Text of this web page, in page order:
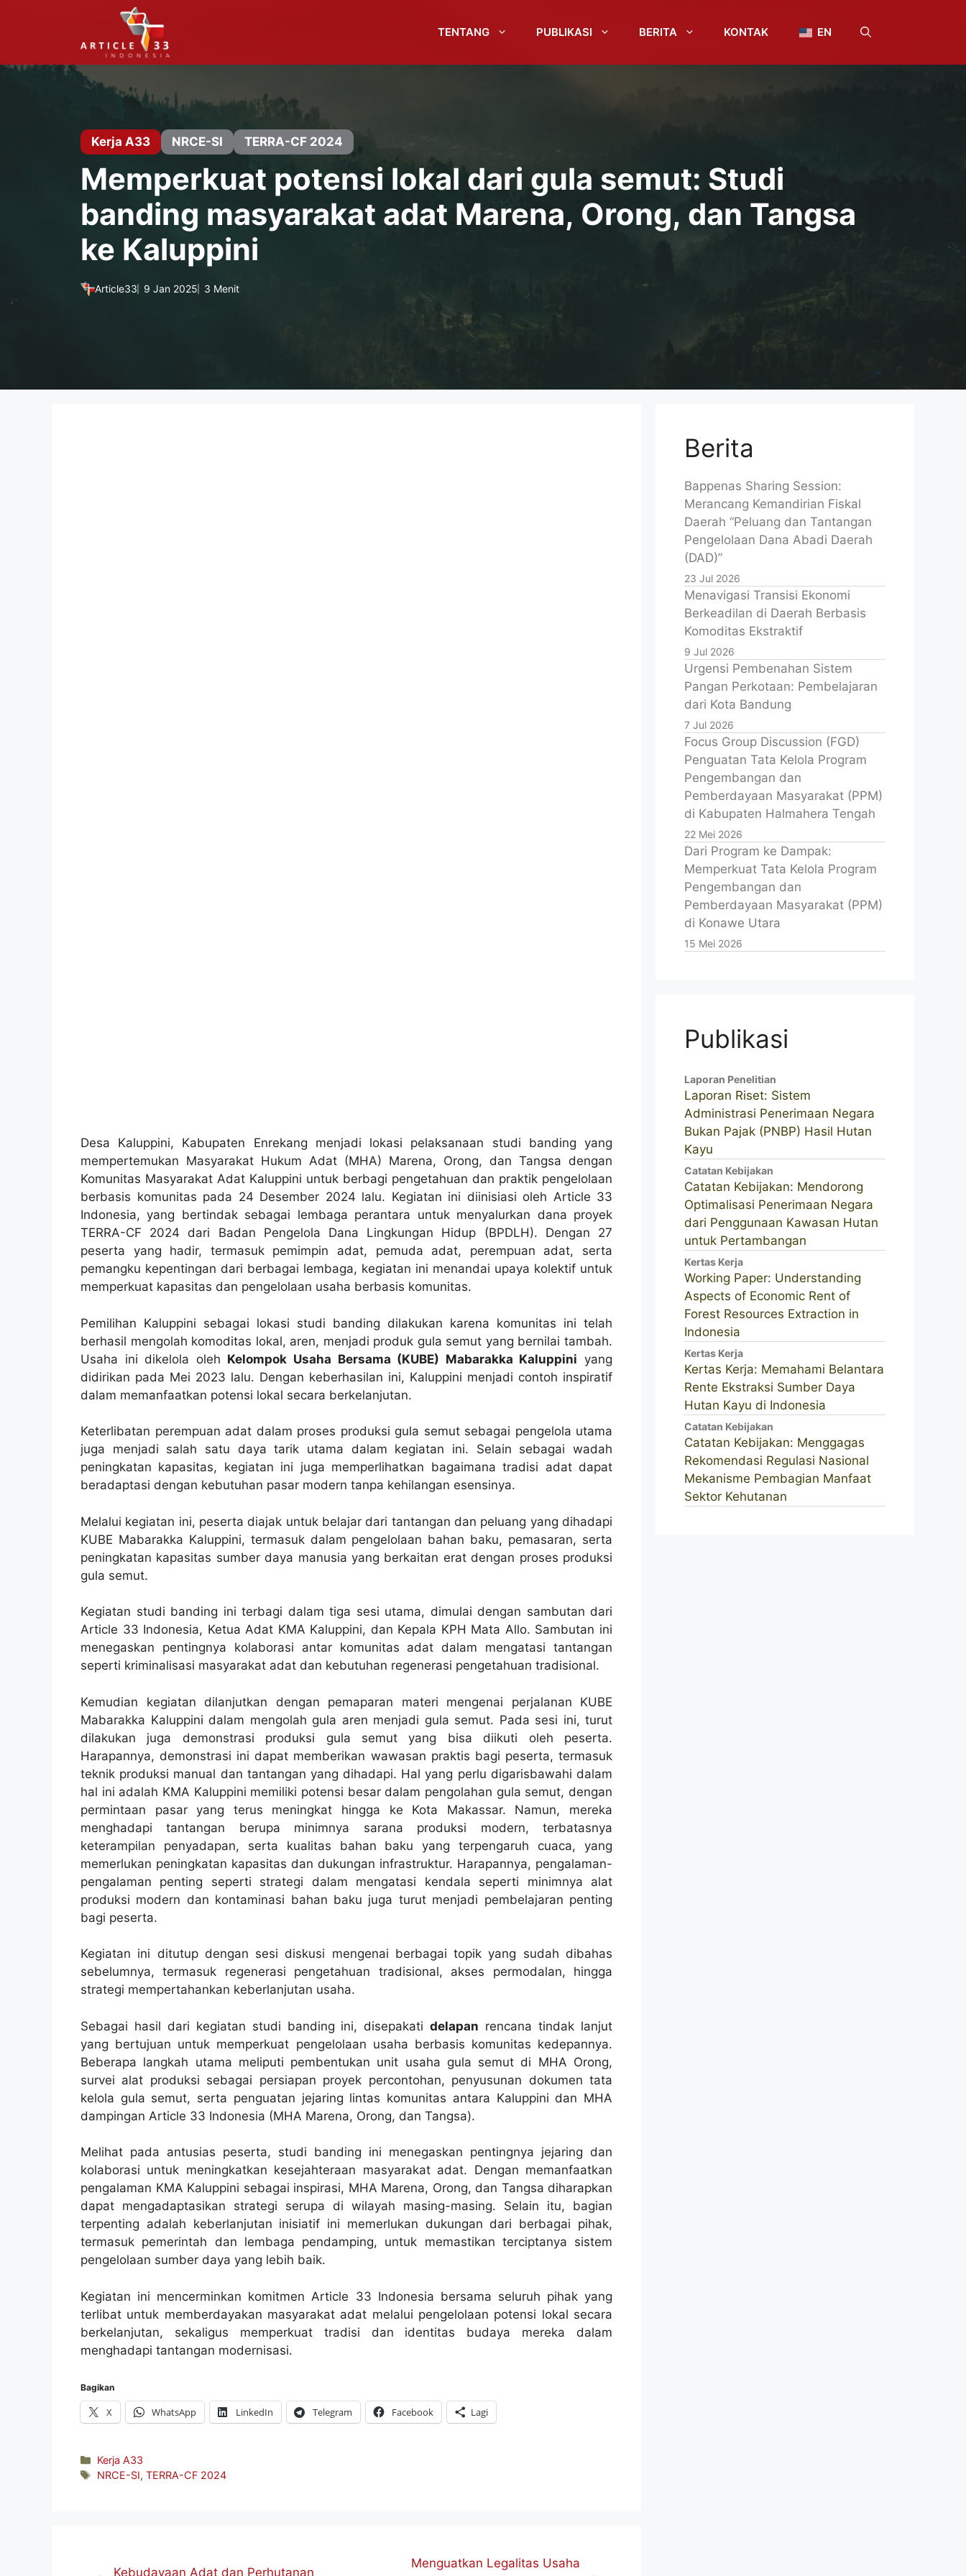
TENTANG PUBLIKASI BERITA KONTAK EN
Kerja A33 NRCE-SI TERRA-CF 2024
Memperkuat potensi lokal dari gula semut: Studi
banding masyarakat adat Marena, Orong, dan Tangsa
ke Kaluppini
Article33 9 Jan 2025 3 Menit
Desa Kaluppini, Kabupaten Enrekang menjadi lokasi pelaksanaan studi banding yang
mempertemukan Masyarakat Hukum Adat (MHA) Marena, Orong, dan Tangsa dengan
Komunitas Masyarakat Adat Kaluppini untuk berbagi pengetahuan dan praktik pengelolaan
berbasis komunitas pada 24 Desember 2024 lalu. Kegiatan ini diinisiasi oleh Article 33
Indonesia, yang bertindak sebagai lembaga perantara untuk menyalurkan dana proyek
TERRA-CF 2024 dari Badan Pengelola Dana Lingkungan Hidup (BPDLH). Dengan 27
peserta yang hadir, termasuk pemimpin adat, pemuda adat, perempuan adat, serta
pemangku kepentingan dari berbagai lembaga, kegiatan ini menandai upaya kolektif untuk
memperkuat kapasitas dan pengelolaan usaha berbasis komunitas.
Pemilihan Kaluppini sebagai lokasi studi banding dilakukan karena komunitas ini telah
berhasil mengolah komoditas lokal, aren, menjadi produk gula semut yang bernilai tambah.
Usaha ini dikelola oleh Kelompok Usaha Bersama (KUBE) Mabarakka Kaluppini yang
didirikan pada Mei 2023 lalu. Dengan keberhasilan ini, Kaluppini menjadi contoh inspiratif
dalam memanfaatkan potensi lokal secara berkelanjutan.
Keterlibatan perempuan adat dalam proses produksi gula semut sebagai pengelola utama
juga menjadi salah satu daya tarik utama dalam kegiatan ini. Selain sebagai wadah
peningkatan kapasitas, kegiatan ini juga memperlihatkan bagaimana tradisi adat dapat
beradaptasi dengan kebutuhan pasar modern tanpa kehilangan esensinya.
Melalui kegiatan ini, peserta diajak untuk belajar dari tantangan dan peluang yang dihadapi
KUBE Mabarakka Kaluppini, termasuk dalam pengelolaan bahan baku, pemasaran, serta
peningkatan kapasitas sumber daya manusia yang berkaitan erat dengan proses produksi
gula semut.
Kegiatan studi banding ini terbagi dalam tiga sesi utama, dimulai dengan sambutan dari
Article 33 Indonesia, Ketua Adat KMA Kaluppini, dan Kepala KPH Mata Allo. Sambutan ini
menegaskan pentingnya kolaborasi antar komunitas adat dalam mengatasi tantangan
seperti kriminalisasi masyarakat adat dan kebutuhan regenerasi pengetahuan tradisional.
Kemudian kegiatan dilanjutkan dengan pemaparan materi mengenai perjalanan KUBE
Mabarakka Kaluppini dalam mengolah gula aren menjadi gula semut. Pada sesi ini, turut
dilakukan juga demonstrasi produksi gula semut yang bisa diikuti oleh peserta.
Harapannya, demonstrasi ini dapat memberikan wawasan praktis bagi peserta, termasuk
teknik produksi manual dan tantangan yang dihadapi. Hal yang perlu digarisbawahi dalam
hal ini adalah KMA Kaluppini memiliki potensi besar dalam pengolahan gula semut, dengan
permintaan pasar yang terus meningkat hingga ke Kota Makassar. Namun, mereka
menghadapi tantangan berupa minimnya sarana produksi modern, terbatasnya
keterampilan penyadapan, serta kualitas bahan baku yang terpengaruh cuaca, yang
memerlukan peningkatan kapasitas dan dukungan infrastruktur. Harapannya, pengalaman-
pengalaman penting seperti strategi dalam mengatasi kendala seperti minimnya alat
produksi modern dan kontaminasi bahan baku juga turut menjadi pembelajaran penting
bagi peserta.
Kegiatan ini ditutup dengan sesi diskusi mengenai berbagai topik yang sudah dibahas
sebelumnya, termasuk regenerasi pengetahuan tradisional, akses permodalan, hingga
strategi mempertahankan keberlanjutan usaha.
Sebagai hasil dari kegiatan studi banding ini, disepakatidelapan rencana tindak lanjut
yang bertujuan untuk memperkuat pengelolaan usaha berbasis komunitas kedepannya.
Beberapa langkah utama meliputi pembentukan unit usaha gula semut di MHA Orong,
survei alat produksi sebagai persiapan proyek percontohan, penyusunan dokumen tata
kelola gula semut, serta penguatan jejaring lintas komunitas antara Kaluppini dan MHA
dampingan Article 33 Indonesia (MHA Marena, Orong, dan Tangsa).
Melihat pada antusias peserta, studi banding ini menegaskan pentingnya jejaring dan
kolaborasi untuk meningkatkan kesejahteraan masyarakat adat. Dengan memanfaatkan
pengalaman KMA Kaluppini sebagai inspirasi, MHA Marena, Orong, dan Tangsa diharapkan
dapat mengadaptasikan strategi serupa di wilayah masing-masing. Selain itu, bagian
terpenting adalah keberlanjutan inisiatif ini memerlukan dukungan dari berbagai pihak,
termasuk pemerintah dan lembaga pendamping, untuk memastikan terciptanya sistem
pengelolaan sumber daya yang lebih baik.
Kegiatan ini mencerminkan komitmen Article 33 Indonesia bersama seluruh pihak yang
terlibat untuk memberdayakan masyarakat adat melalui pengelolaan potensi lokal secara
berkelanjutan, sekaligus memperkuat tradisi dan identitas budaya mereka dalam
menghadapi tantangan modernisasi.
Bagikan
X WhatsApp LinkedIn Telegram Facebook Lagi
Kategori
Kerja A33
Tag
NRCE-SI,TERRA-CF 2024
Kebudayaan Adat dan Perhutanan
Menguatkan Legalitas Usaha
Berita
Bappenas Sharing Session:
Merancang Kemandirian Fiskal
Daerah “Peluang dan Tantangan
Pengelolaan Dana Abadi Daerah
(DAD)”
23 Jul 2026
Menavigasi Transisi Ekonomi
Berkeadilan di Daerah Berbasis
Komoditas Ekstraktif
9 Jul 2026
Urgensi Pembenahan Sistem
Pangan Perkotaan: Pembelajaran
dari Kota Bandung
7 Jul 2026
Focus Group Discussion (FGD)
Penguatan Tata Kelola Program
Pengembangan dan
Pemberdayaan Masyarakat (PPM)
di Kabupaten Halmahera Tengah
22 Mei 2026
Dari Program ke Dampak:
Memperkuat Tata Kelola Program
Pengembangan dan
Pemberdayaan Masyarakat (PPM)
di Konawe Utara
15 Mei 2026
Publikasi
Laporan Penelitian
Laporan Riset: Sistem
Administrasi Penerimaan Negara
Bukan Pajak (PNBP) Hasil Hutan
Kayu
Catatan Kebijakan
Catatan Kebijakan: Mendorong
Optimalisasi Penerimaan Negara
dari Penggunaan Kawasan Hutan
untuk Pertambangan
Kertas Kerja
Working Paper: Understanding
Aspects of Economic Rent of
Forest Resources Extraction in
Indonesia
Kertas Kerja
Kertas Kerja: Memahami Belantara
Rente Ekstraksi Sumber Daya
Hutan Kayu di Indonesia
Catatan Kebijakan
Catatan Kebijakan: Menggagas
Rekomendasi Regulasi Nasional
Mekanisme Pembagian Manfaat
Sektor Kehutanan